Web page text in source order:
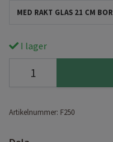
MED RAKT GLAS 21 CM
I lager
Artikelnummer: F250